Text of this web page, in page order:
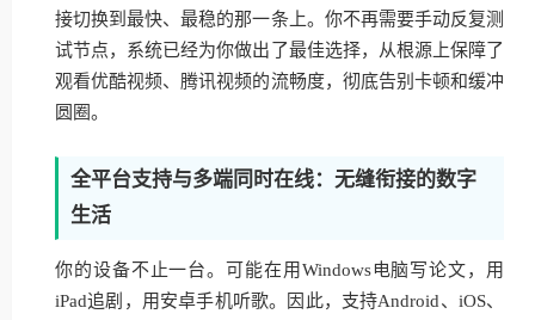
接切换到最快、最稳的那一条上。你不再需要手动反复测
试节点，系统已经为你做出了最佳选择，从根源上保障了
观看优酷视频、腾讯视频的流畅度，彻底告别卡顿和缓冲
圆圈。
全平台支持与多端同时在线：无缝衔接的数字
生活
你的设备不止一台。可能在用Windows电脑写论文，用
iPad追剧，用安卓手机听歌。因此，支持Android、iOS、